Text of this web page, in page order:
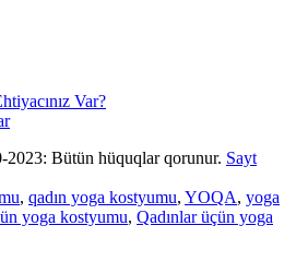
Var?
Bütün hüquqlar qorunur. Sayt
, qadın yoga kostyumu, YOQA, yoga
yoga kostyumu, Qadınlar üçün yoga